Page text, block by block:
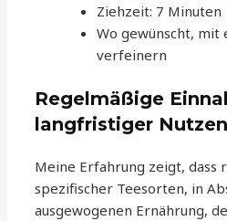
Ziehzeit: 7 Minuten
Wo gewünscht, mit
verfeinern
Regelmäßige
langfristiger Nutzen
Meine Erfahrung zeigt, dass
spezifischer Teesorten, in
ausgewogenen Ernährung,